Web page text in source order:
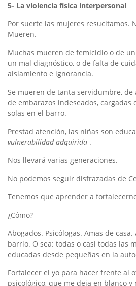
5- La violencia física interpersonal
Por suerte las mujeres resucitamos.
Mueren.
Muchas mueren de femicidio o de
un mal diagnóstico, o de falta de
aislamiento e ignorancia.
Se mueren de tanta servidumbre, de
de embarazos indeseados, cargadas
solas en el barro.
Prestad atención, las niñas son
vulnerabilidad adquirida .
Nos llevará varias generaciones.
No podemos seguir disfrazadas de
Tenemos que aprender a
¿Cómo?
Abogados. Psicólogas. Amas de
barrio. O sea: todas o casi todas las
educadas desde pequeñas en la
Fortalecer el yo para hacer frente al
psicológico, que me deja en blanco y